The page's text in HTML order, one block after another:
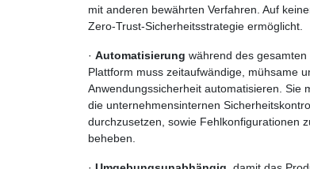
mit anderen bewährten Verfahren. Auf
Zero-Trust-Sicherheitsstrategie ermöglicht.
· Automatisierung während des
Plattform muss zeitaufwändige, mühsame
Anwendungssicherheit automatisieren. Sie
die unternehmensinternen
durchzusetzen, sowie Fehlkonfigurationen
beheben.